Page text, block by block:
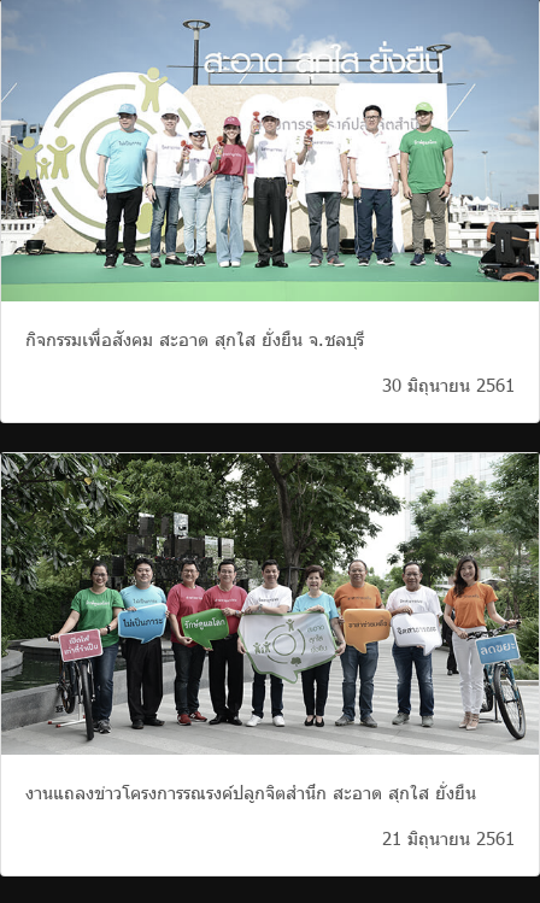
กิจกรรมเพื่อสังคม สะอาด สุกใส ยั่งยืน จ.ชลบุรี
30 มิถุนายน 2561
งานแถลงข่าวโครงการรณรงค์ปลูกจิตสำนึก สะอาด สุกใส ยั่งยืน
21 มิถุนายน 2561